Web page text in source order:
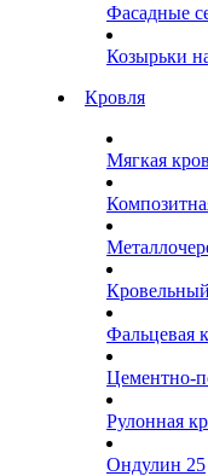
Фасадные
Козырьки
Кровля
Мягкая
Фальцевая
Цементно-
Рулонная
Ондулин 25